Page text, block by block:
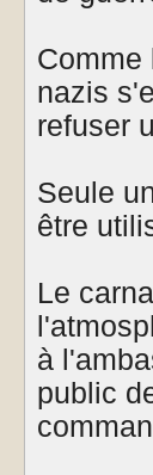
Comme
nazis
refuser
Seule
être
Le
à
public